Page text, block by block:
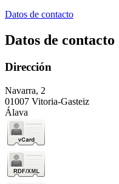
Datos de contacto
Datos de contacto
Dirección
Navarra, 2
01007 Vitoria-Gasteiz
Álava